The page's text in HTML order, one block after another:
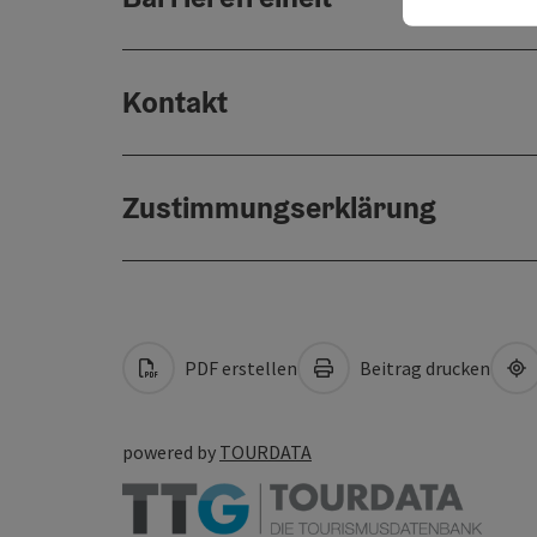
Kontakt
Zustimmungserklärung
PDF erstellen Beitrag drucken
powered by TOURDATA